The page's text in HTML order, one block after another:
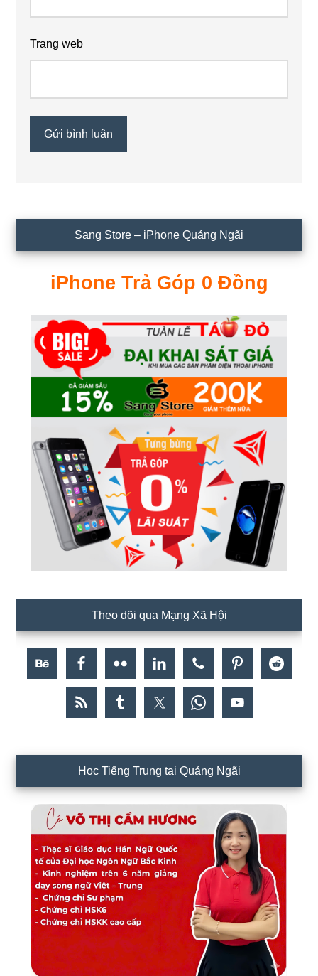
Trang web
chính
Sang Store – iPhone Quảng Ngãi
iPhone Trả Góp 0 Đồng
Theo dõi qua Mạng Xã Hội
Học Tiếng Trung tại Quảng Ngãi